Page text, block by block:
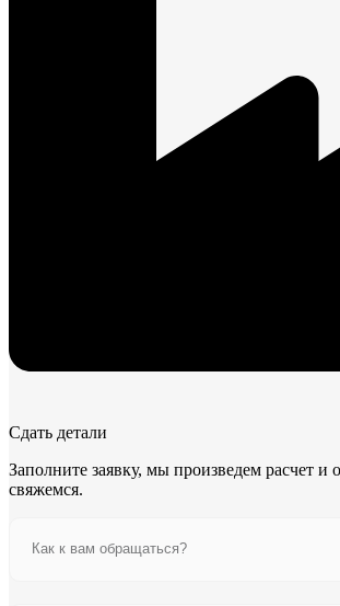
Сдать детали
Заполните заявку, мы произведем расчет и
свяжемся.